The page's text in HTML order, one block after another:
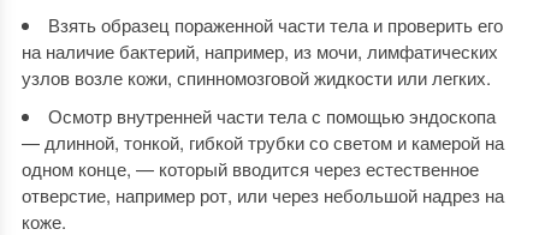
Взять образец пораженной части тела и проверить его
на наличие бактерий, например, из мочи, лимфатических
узлов возле кожи, спинномозговой жидкости или легких.
Осмотр внутренней части тела с помощью эндоскопа
— длинной, тонкой, гибкой трубки со светом и камерой на
одном конце, — который вводится через естественное
отверстие, например рот, или через небольшой надрез на
коже.